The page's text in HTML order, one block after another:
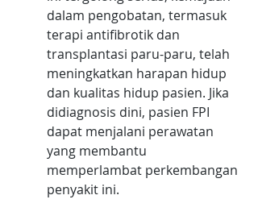
dalam pengobatan, termasuk
terapi antifibrotik dan
transplantasi paru-paru, telah
meningkatkan harapan hidup
dan kualitas hidup pasien. Jika
didiagnosis dini, pasien FPI
dapat menjalani perawatan
yang membantu
memperlambat perkembangan
penyakit ini.